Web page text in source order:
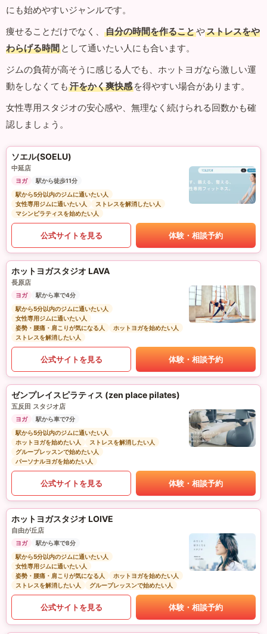
にも始めやすいジャンルです。
痩せることだけでなく、
自分の時間を作ることやストレスをや
わらげる時間 として通いたい人にも合います。
ジムの負荷が高そうに感じる人でも、ホットヨガなら激しい運
動をしなくても 汗をかく爽快感 を得やすい場合があります。
女性専用スタジオの安心感や、無理なく続けられる回数かも確
認しましょう。
ソエル(SOELU)
中延店
ヨガ
駅から徒歩11分
駅から5分以内のジムに通いたい人
女性専用ジムに通いたい人
ストレスを解消したい人
マシンピラティスを始めたい人
公式サイトを見る 体験・相談予約
ホットヨガスタジオ LAVA
長原店
ヨガ
駅から車で4分
駅から5分以内のジムに通いたい人
女性専用ジムに通いたい人
姿勢・腰痛・肩こりが気になる人
ホットヨガを始めたい人
ストレスを解消したい人
公式サイトを見る 体験・相談予約
ゼンプレイスピラティス (zen place pilates)
五反田 スタジオ店
ヨガ
駅から車で7分
駅から5分以内のジムに通いたい人
ホットヨガを始めたい人
ストレスを解消したい人
グループレッスンで始めたい人
パーソナルヨガを始めたい人
公式サイトを見る 体験・相談予約
ホットヨガスタジオ LOIVE
自由が丘店
ヨガ
駅から車で8分
駅から5分以内のジムに通いたい人
女性専用ジムに通いたい人
姿勢・腰痛・肩こりが気になる人
ホットヨガを始めたい人
ストレスを解消したい人
グループレッスンで始めたい人
公式サイトを見る 体験・相談予約